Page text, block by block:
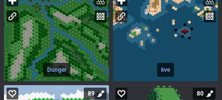
Dunger kve
89 80